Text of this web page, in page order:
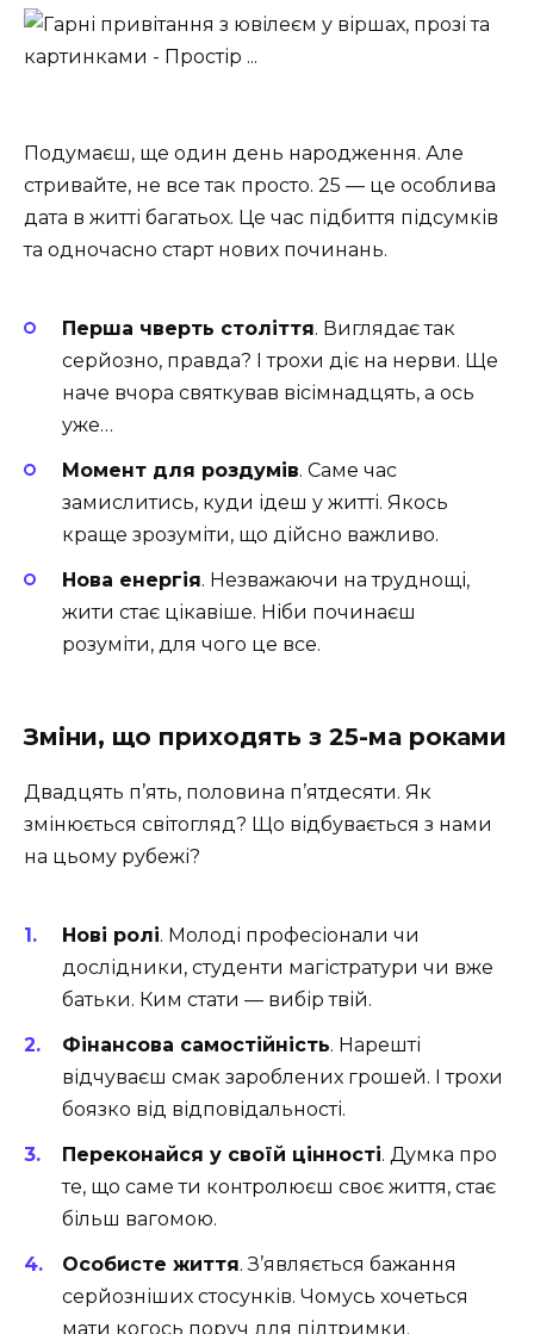
Подумаєш, ще один день народження. Але
стривайте, не все так просто. 25 — це особлива
дата в житті багатьох. Це час підбиття підсумків
та одночасно старт нових починань.
Перша чверть століття. Виглядає так
серйозно, правда? І трохи діє на нерви. Ще
наче вчора святкував вісімнадцять, а ось
уже…
Момент для роздумів. Саме час
замислитись, куди ідеш у житті. Якось
краще зрозуміти, що дійсно важливо.
Нова енергія. Незважаючи на труднощі,
жити стає цікавіше. Ніби починаєш
розуміти, для чого це все.
Зміни, що приходять з 25-ма роками
Двадцять п’ять, половина п’ятдесяти. Як
змінюється світогляд? Що відбувається з нами
на цьому рубежі?
Нові ролі. Молоді професіонали чи
дослідники, студенти магістратури чи вже
батьки. Ким стати — вибір твій.
Фінансова самостійність. Нарешті
відчуваєш смак зароблених грошей. І трохи
боязко від відповідальності.
Переконайся у своїй цінності. Думка про
те, що саме ти контролюєш своє життя, стає
більш вагомою.
Особисте життя. З’являється бажання
серйозніших стосунків. Чомусь хочеться
мати когось поруч для підтримки.